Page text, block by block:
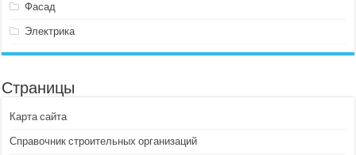
Фасад
Электрика
Страницы
Карта сайта
Справочник строительных организаций